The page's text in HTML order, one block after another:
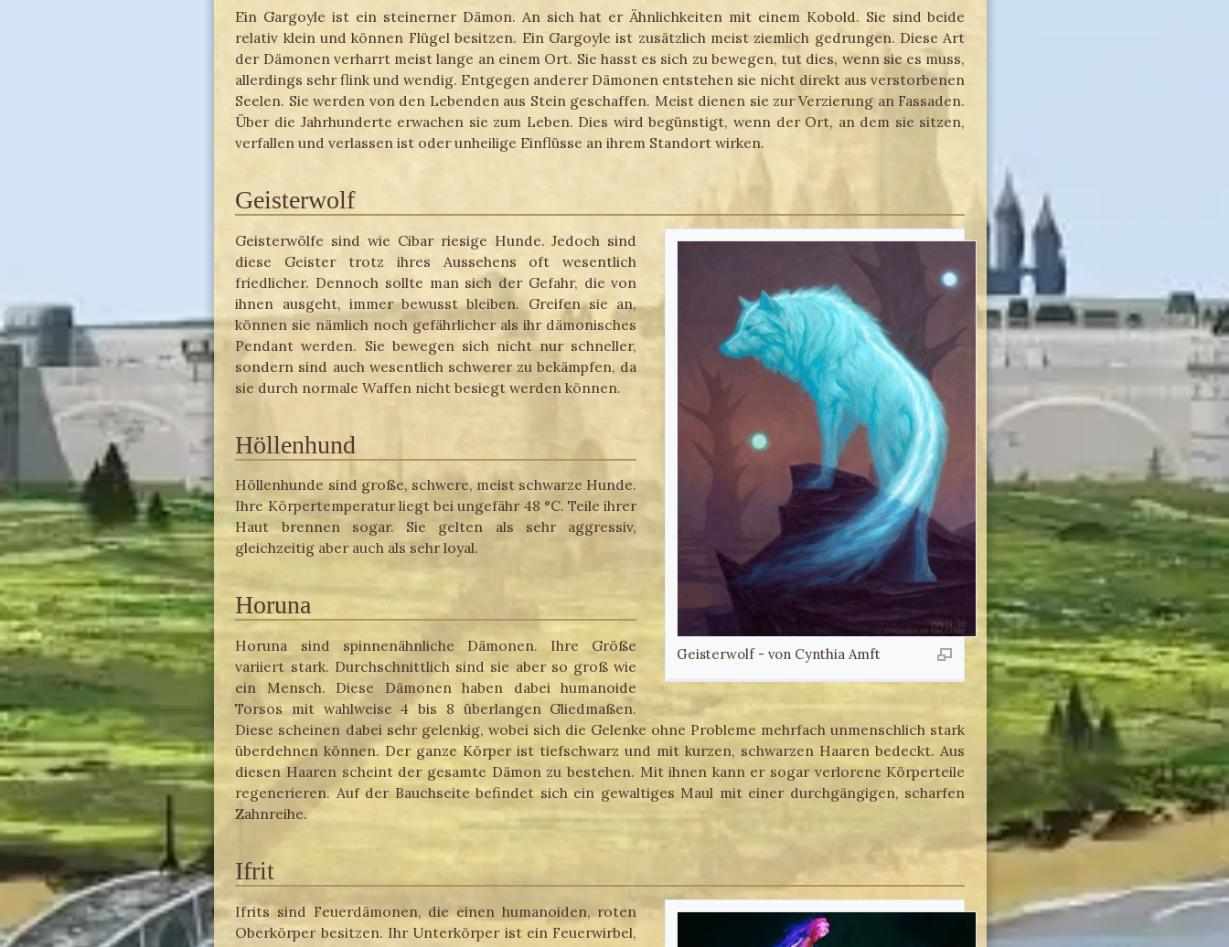
Ein Gargoyle ist ein steinerner Dämon. An sich hat er Ähnlichkeiten mit einem Kobold. Sie sind beide
relativ klein und können Flügel besitzen. Ein Gargoyle ist zusätzlich meist ziemlich gedrungen. Diese Art
der Dämonen verharrt meist lange an einem Ort. Sie hasst es sich zu bewegen, tut dies, wenn sie es muss,
allerdings sehr flink und wendig. Entgegen anderer Dämonen entstehen sie nicht direkt aus verstorbenen
Seelen. Sie werden von den Lebenden aus Stein geschaffen. Meist dienen sie zur Verzierung an Fassaden.
Über die Jahrhunderte erwachen sie zum Leben. Dies wird begünstigt, wenn der Ort, an dem sie sitzen,
verfallen und verlassen ist oder unheilige Einflüsse an ihrem Standort wirken.
Geisterwolf
Geisterwolf - von Cynthia Amft
Geisterwölfe sind wie Cibar riesige Hunde. Jedoch sind
diese Geister trotz ihres Aussehens oft wesentlich
friedlicher. Dennoch sollte man sich der Gefahr, die von
ihnen ausgeht, immer bewusst bleiben. Greifen sie an,
können sie nämlich noch gefährlicher als ihr dämonisches
Pendant werden. Sie bewegen sich nicht nur schneller,
sondern sind auch wesentlich schwerer zu bekämpfen, da
sie durch normale Waffen nicht besiegt werden können.
Höllenhund
Höllenhunde sind große, schwere, meist schwarze Hunde.
Ihre Körpertemperatur liegt bei ungefähr 48 °C. Teile ihrer
Haut brennen sogar. Sie gelten als sehr aggressiv,
gleichzeitig aber auch als sehr loyal.
Horuna
Horuna sind spinnenähnliche Dämonen. Ihre Größe
variiert stark. Durchschnittlich sind sie aber so groß wie
ein Mensch. Diese Dämonen haben dabei humanoide
Torsos mit wahlweise 4 bis 8 überlangen Gliedmaßen.
Diese scheinen dabei sehr gelenkig, wobei sich die Gelenke ohne Probleme mehrfach unmenschlich stark
überdehnen können. Der ganze Körper ist tiefschwarz und mit kurzen, schwarzen Haaren bedeckt. Aus
diesen Haaren scheint der gesamte Dämon zu bestehen. Mit ihnen kann er sogar verlorene Körperteile
regenerieren. Auf der Bauchseite befindet sich ein gewaltiges Maul mit einer durchgängigen, scharfen
Zahnreihe.
Ifrit
Ifrits sind Feuerdämonen, die einen humanoiden, roten
Oberkörper besitzen. Ihr Unterkörper ist ein Feuerwirbel,